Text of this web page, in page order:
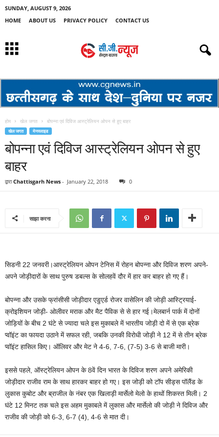
SUNDAY, AUGUST 9, 2026
HOME
ABOUT US PRIVACY POLICY CONTACT US
होम खेल जगत बोपन्ना एवं दिविज आस्ट्रेलियन ओपन से हुए बाहर
खेल जगत मेनस्लाइड
बोपन्ना एवं दिविज आस्ट्रेलियन ओपन से हुए
बाहर
द्वारा Chattisgarh News - January 22, 2018 0
साझा करना
सिडनी 22 जनवरी।आस्ट्रेलियन ओपन टेनिस में रोहन बोपन्ना और दिविज शरण अपने-
अपने जोड़ीदारों के साथ पुरुष डबल्स के सोलहवें दौर में हार कर बाहर हो गए हैं।
बोपन्ना और उसके फ्रांसीसी जोड़ीदार एडुएर्ड रोजर वासेलिन की जोड़ी आस्ट्रियाई-
क्रोइशियन जोड़ी- ओलीवर मराक और मैट पैविक से से हार गई।मेलबार्न पार्क में दोनों
जोड़ियों के बीच 2 घंटे से ज्यादा चले इस मुकाबले में भारतीय जोड़ी दो में से एक ब्रेक
प्वॉइंट का फायदा उठाने में सफल रही, जबकि उनकी विरोधी जोड़ी ने 12 में से तीन ब्रेक
प्वॉइंट हासिल किए। ऑलिवर और मेट ने 4-6, 7-6, (7-5) 3-6 से बाजी मारी।
इससे पहले, ऑस्ट्रेलियन ओपन के 8वें दिन भारत के दिविज शरण अपने अमेरिकी
जोड़ीदार राजीव राम के साथ हारकर बाहर हो गए। इस जोड़ी को टॉप सीड्स पॉलैंड के
लुकास कुबोट और ब्राजील के नंबर एक खिलाड़ी मार्सेलो मेलो के हाथों शिकस्त मिली। 2
घंटे 12 मिनट तक चले इस अहम मुकाबले में लुकास और मार्सेलो की जोड़ी ने दिविज और
राजीव की जोड़ी को 6-3, 6-7 (4), 4-6 से मात दी।